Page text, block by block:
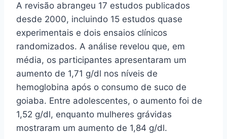
A revisão abrangeu 17 estudos publicados
desde 2000, incluindo 15 estudos quase
experimentais e dois ensaios clínicos
randomizados. A análise revelou que, em
média, os participantes apresentaram um
aumento de 1,71 g/dl nos níveis de
hemoglobina após o consumo de suco de
goiaba. Entre adolescentes, o aumento foi de
1,52 g/dl, enquanto mulheres grávidas
mostraram um aumento de 1,84 g/dl.